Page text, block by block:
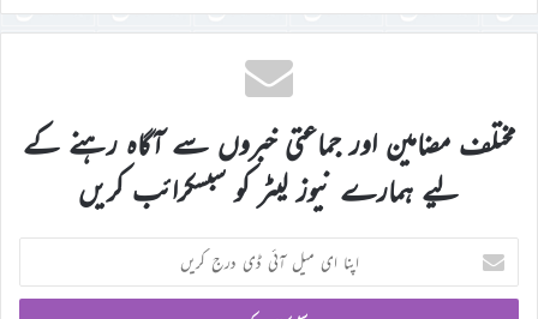
مختلف مضامین اور جماعتی خبروں سے آگاہ رہنے کے
لیے ہمارے نیوز لیٹر کو سبسکرائب کریں
اپنا
ای
میل